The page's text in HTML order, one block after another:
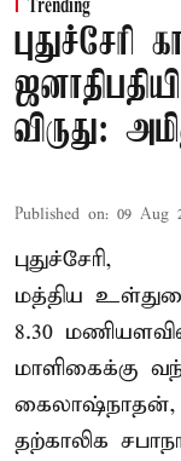
Trending
புதுச்சேரி
விருது:
Published on: 09 Aug
புதுச்சேரி,
மத்திய
8.30
மாளிகைக்கு
கைலாஷ்நாதன்,
தற்காலிக